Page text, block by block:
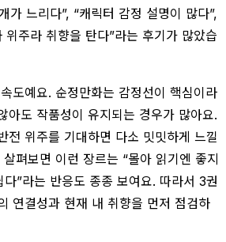
가 느리다”, “캐릭터 감정 설명이 많다”,
위주라 취향을 탄다”라는 후기가 많았습
도예요. 순정만화는 감정선이 핵심이라
아도 작품성이 유지되는 경우가 많아요.
전 위주를 기대하면 다소 밋밋하게 느낄
펴보면 이런 장르는 “몰아 읽기엔 좋지
”라는 반응도 종종 보여요. 따라서 3권
연결성과 현재 내 취향을 먼저 점검하